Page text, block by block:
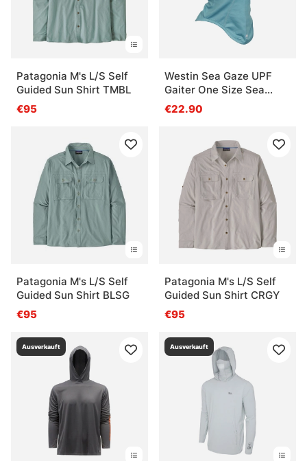
Patagonia M's L/S Self
Guided Sun Shirt TMBL
€95
Westin Sea Gaze UPF
Gaiter One Size Sea
Breeze
€22.90
Patagonia M's L/S Self
Guided Sun Shirt BLSG
€95
Patagonia M's L/S Self
Guided Sun Shirt CRGY
€95
Ausverkauft Ausverkauft